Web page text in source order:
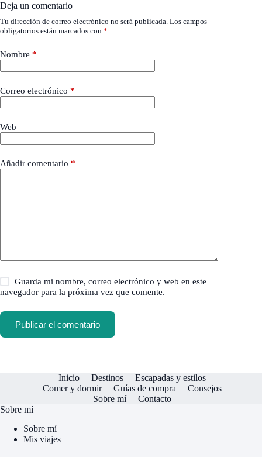
Deja un comentario
Tu dirección de correo electrónico no será publicada. Los campos
obligatorios están marcados con *
Nombre *
Correo electrónico *
Web
Añadir comentario *
Guarda mi nombre, correo electrónico y web en este
navegador para la próxima vez que comente.
Publicar el comentario
Inicio Destinos
Escapadas y estilos
Comer y dormir
Guías de compra
Consejos
Sobre mí
Contacto
Sobre mí
Sobre mí
Mis viajes